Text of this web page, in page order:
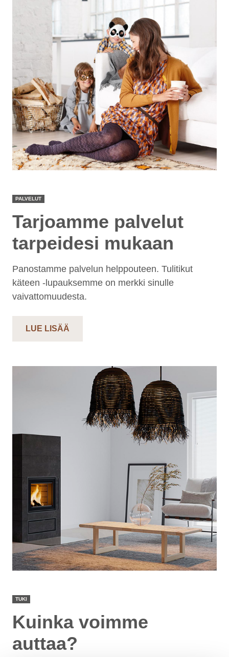
PALVELUT
Tarjoamme palvelut
tarpeidesi mukaan
Panostamme palvelun helppouteen. Tulitikut
käteen -lupauksemme on merkki sinulle
vaivattomuudesta.
LUE LISÄÄ
TUKI
Kuinka voimme
auttaa?